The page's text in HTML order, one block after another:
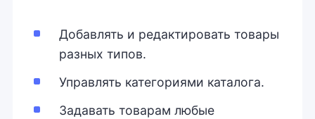
Добавлять и редактировать товары
разных типов.
Управлять категориями каталога.
Задавать товарам любые